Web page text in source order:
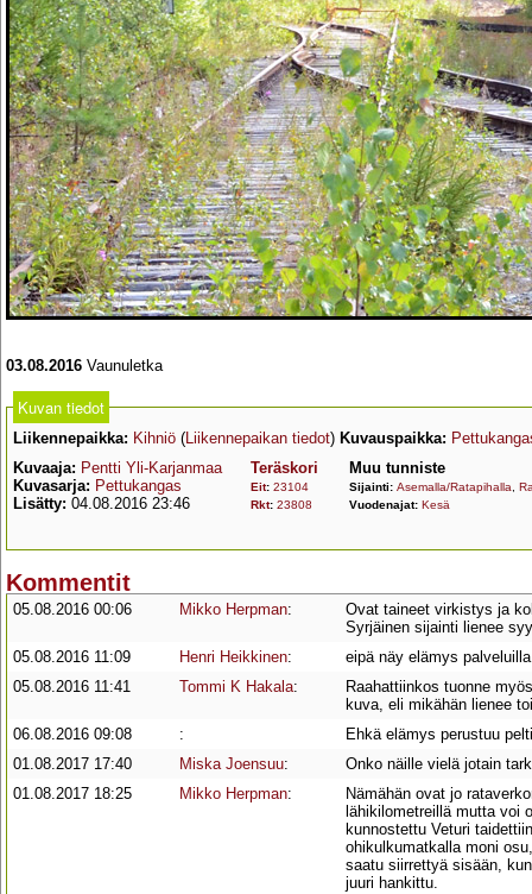
03.08.2016 Vaunuletka
Kuvan tiedot
Liikennepaikka: Kihniö (Liikennepaikan tiedot) Kuvauspaikka:
Kuvaaja: Pentti Yli-Karjanmaa
Kuvasarja: Pettukangas
Lisätty: 04.08.2016 23:46
Teräskori
Eit: 23104
Rkt: 23808
Muu tunniste
Sijainti: Asemalla/Ratapihalla
Vuodenajat: Kesä
Kommentit
05.08.2016 00:06 Mikko Herpman:
Ovat taineet virkistys ja
Syrjäinen sijainti lienee
05.08.2016 11:09
Henri Heikkinen:
eipä näy elämys
05.08.2016 11:41
Tommi K Hakala:
Raahattiinkos tuonne
kuva, eli mikähän lienee
06.08.2016 09:08
:
Ehkä elämys perustuu
01.08.2017 17:40
Miska Joensuu:
Onko näille vielä jotain
01.08.2017 18:25
Mikko Herpman:
Nämähän ovat jo
lähikilometreillä mutta voi
kunnostettu Veturi
ohikulkumatkalla moni
saatu siirrettyä sisään,
juuri hankittu.